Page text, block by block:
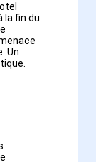
la fin du
Un